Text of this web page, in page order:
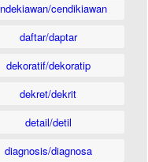
cendikiawan
daftar/daptar
dekoratif/dekoratip
dekret/dekrit
detail/detil
diagnosis/diagnosa